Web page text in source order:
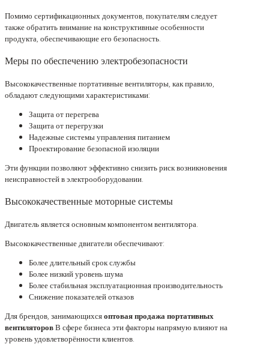
Помимо сертификационных документов, покупателям следует
также обратить внимание на конструктивные особенности
продукта, обеспечивающие его безопасность.
Меры по обеспечению электробезопасности
Высококачественные портативные вентиляторы, как правило,
обладают следующими характеристиками:
Защита от перегрева
Защита от перегрузки
Надежные системы управления питанием
Проектирование безопасной изоляции
Эти функции позволяют эффективно снизить риск возникновения
неисправностей в электрооборудовании.
Высококачественные моторные системы
Двигатель является основным компонентом вентилятора.
Высококачественные двигатели обеспечивают:
Более длительный срок службы
Более низкий уровень шума
Более стабильная эксплуатационная производительность
Снижение показателей отказов
Для брендов, занимающихсяоптовая продажа портативных
вентиляторовВ сфере бизнеса эти факторы напрямую влияют на
уровень удовлетворённости клиентов.